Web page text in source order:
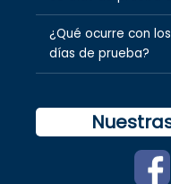
¿Qué ocurre con
días de prueba?